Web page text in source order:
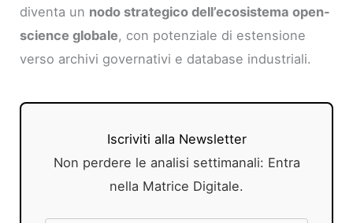
diventa un nodo strategico dell’ecosistema open-
science globale, con potenziale di estensione
verso archivi governativi e database industriali.
Iscriviti alla Newsletter
Non perdere le analisi settimanali: Entra
nella Matrice Digitale.